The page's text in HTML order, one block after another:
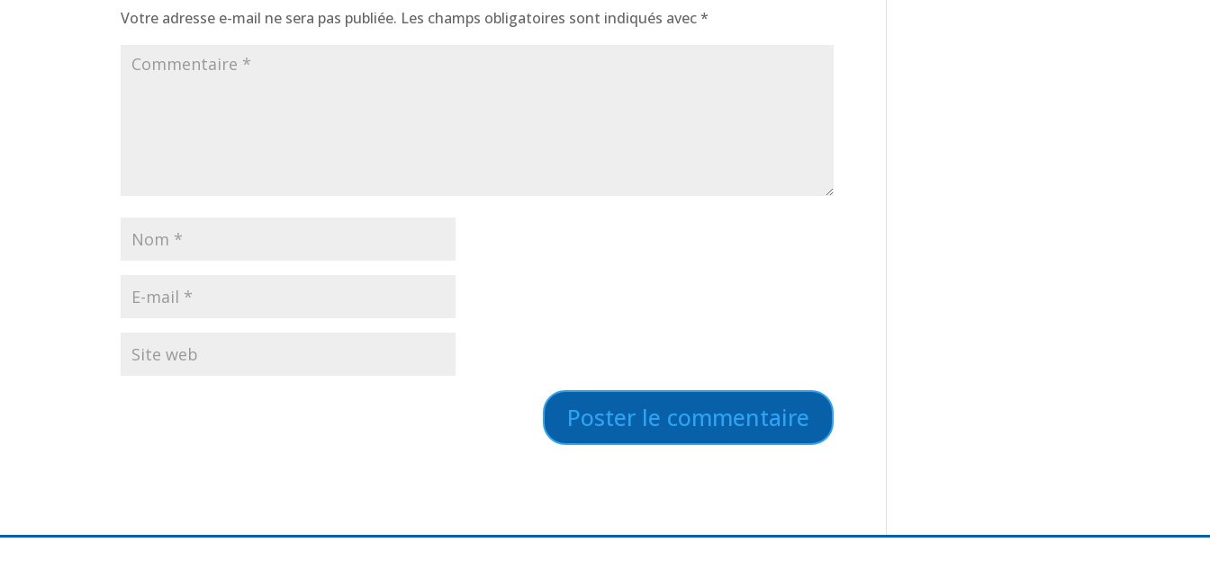
Votre adresse e-mail ne sera pas publiée. Les champs obligatoires sont indiqués avec*